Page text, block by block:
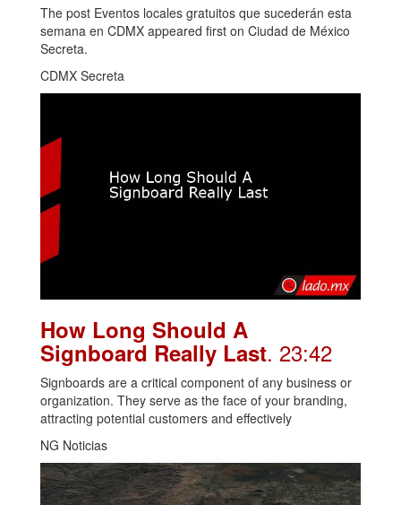
The post Eventos locales gratuitos que sucederán esta
semana en CDMX appeared first on Ciudad de México
Secreta.
CDMX Secreta
How Long Should A
Signboard Really Last. 23:42
Signboards are a critical component of any business or
organization. They serve as the face of your branding,
attracting potential customers and effectively
NG Noticias